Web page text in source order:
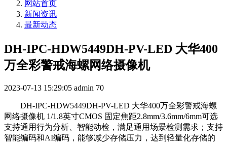
网站首页
新闻资讯
最新动态
DH-IPC-HDW5449DH-PV-LED 大华400
万全彩警戒海螺网络摄像机
2023-07-13 15:29:05 admin 70
DH-IPC-HDW5449DH-PV-LED 大华400万全彩警戒海螺
网络摄像机 1/1.8英寸CMOS 固定焦距2.8mm/3.6mm/6mm可选
支持通用行为分析、智能动检，满足通用场景检测需求；支持
智能编码和AI编码，能够减少存储压力，达到轻量化存储的